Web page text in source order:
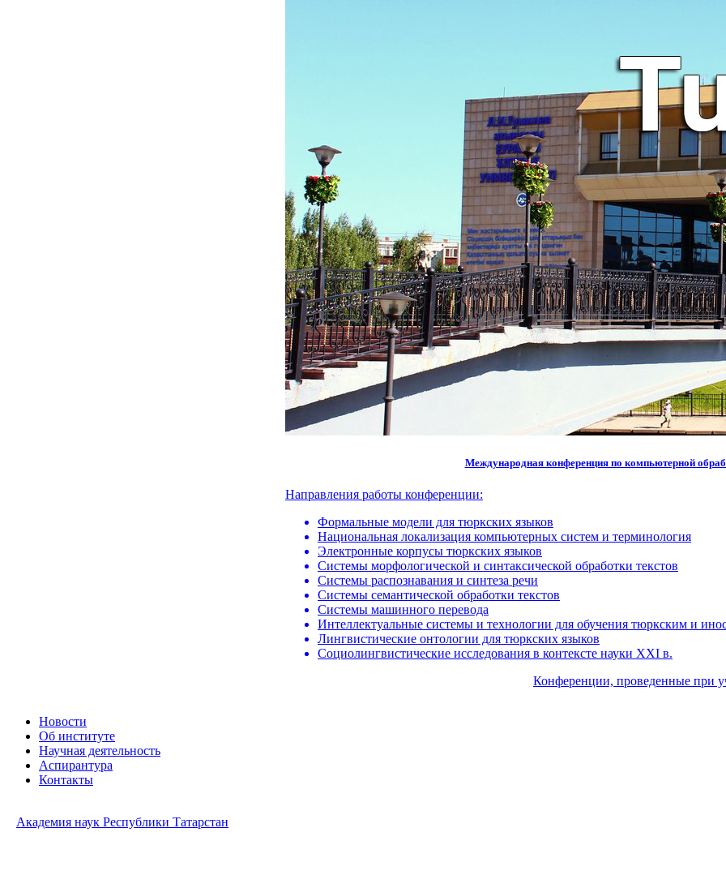
Международная конференция по компьютерной
Направления работы конференции:
Формальные модели для тюркских языков
Национальная локализация компьютерных систем и терминология
Электронные корпусы тюркских языков
Системы морфологической и синтаксической обработки текстов
Системы распознавания и синтеза речи
Системы семантической обработки текстов
Системы машинного перевода
Интеллектуальные системы и технологии для обучения тюркским и
Лингвистические онтологии для тюркских языков
Социолингвистические исследования в контексте науки XXI в.
Конференции, проведенные при
Новости
Об институте
Научная деятельность
Аспирантура
Контакты
Академия наук Республики Татарстан